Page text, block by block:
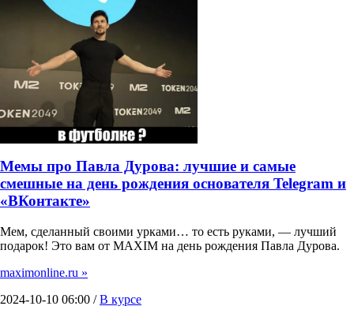
Мемы про Павла Дурова: лучшие и самые
смешные на день рождения основателя Telegram и
«ВКонтакте»
Мем, сделанный своими урками… то есть руками, — лучший
подарок! Это вам от MAXIM на день рождения Павла Дурова.
maximonline.ru »
2024-10-10 06:00 /В курсе